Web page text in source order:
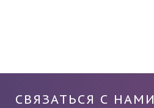
СВЯЗАТЬСЯ С НАМИ